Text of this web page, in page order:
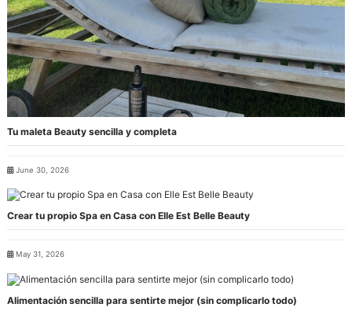
Tu maleta Beauty sencilla y completa
June 30, 2026
Crear tu propio Spa en Casa con Elle Est Belle Beauty
May 31, 2026
Alimentación sencilla para sentirte mejor (sin complicarlo todo)